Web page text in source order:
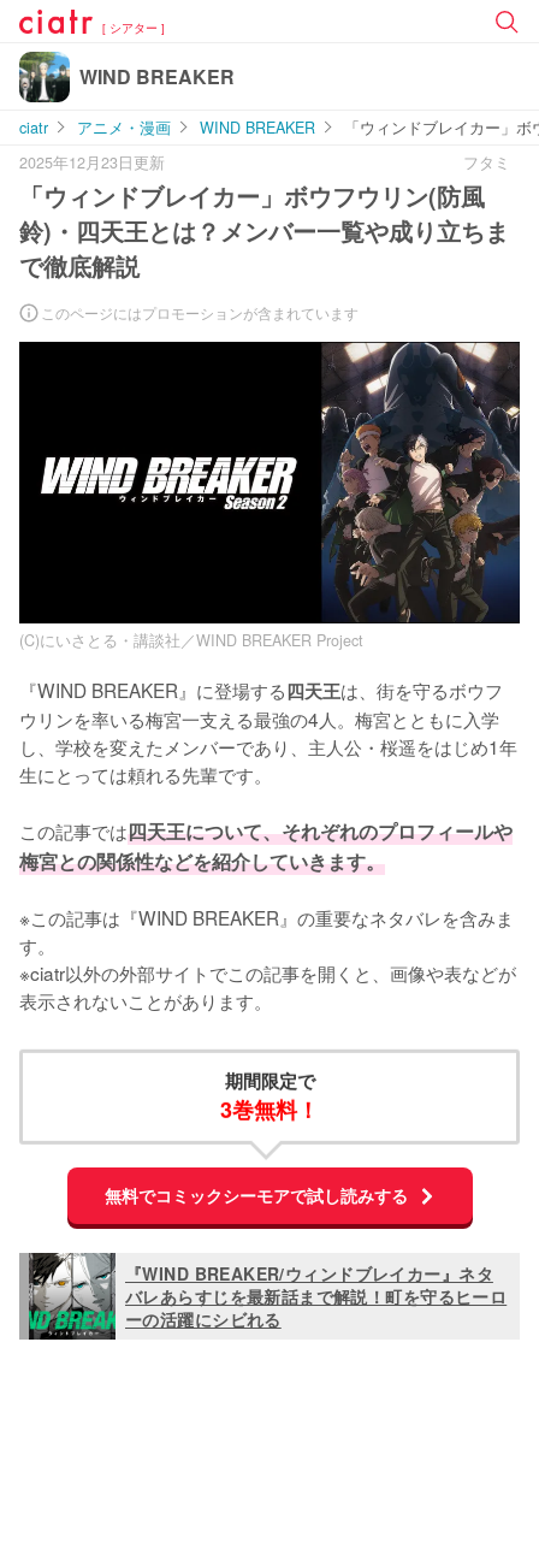
[ シアター ]
WIND BREAKER
ciatr アニメ・漫画 WIND BREAKER
「ウィンドブレイカー」
2025年12月23日更新
フタミ
「ウィンドブレイカー」ボウフウリン(防風
鈴)・四天王とは？メンバー一覧や成り立ちま
で徹底解説
このページにはプロモーションが含まれています
(C)にいさとる・講談社／WIND BREAKER Project
『WIND BREAKER』に登場する四天王は、街を守るボウフ
ウリンを率いる梅宮一支える最強の4人。梅宮とともに入学
し、学校を変えたメンバーであり、主人公・桜遥をはじめ1年
生にとっては頼れる先輩です。
この記事では四天王について、それぞれのプロフィールや
梅宮との関係性などを紹介していきます。
※この記事は『WIND BREAKER』の重要なネタバレを含みま
す。
※ciatr以外の外部サイトでこの記事を開くと、画像や表などが
表示されないことがあります。
期間限定で
3巻無料！
無料でコミックシーモアで試し読みする
『WIND BREAKER/ウィンドブレイカー』ネタ
バレあらすじを最新話まで解説！町を守るヒーロ
ーの活躍にシビれる